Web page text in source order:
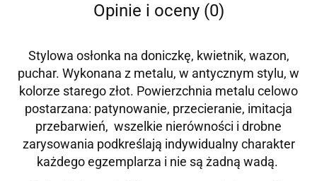
Opinie i oceny (0)
Stylowa osłonka na doniczkę, kwietnik, wazon,
puchar. Wykonana z metalu, w antycznym stylu, w
kolorze starego złot. Powierzchnia metalu celowo
postarzana: patynowanie, przecieranie, imitacja
przebarwień, wszelkie nierówności i drobne
zarysowania podkreślają indywidualny charakter
każdego egzemplarza i nie są żadną wadą.